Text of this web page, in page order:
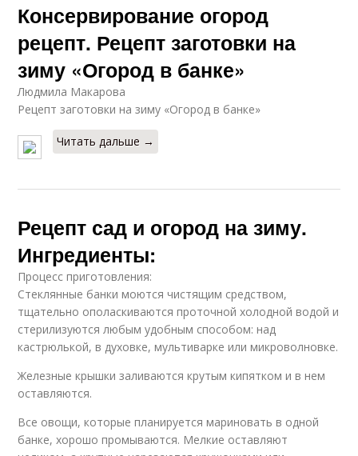
Консервирование огород
рецепт. Рецепт заготовки на
зиму «Огород в банке»
Людмила Макарова
Рецепт заготовки на зиму «Огород в банке»
Читать дальше →
Рецепт сад и огород на зиму.
Ингредиенты:
Процесс приготовления:
Стеклянные банки моются чистящим средством,
тщательно ополаскиваются проточной холодной водой и
стерилизуются любым удобным способом: над
кастрюлькой, в духовке, мультиварке или микроволновке.
Железные крышки заливаются крутым кипятком и в нем
оставляются.
Все овощи, которые планируется мариновать в одной
банке, хорошо промываются. Мелкие оставляют